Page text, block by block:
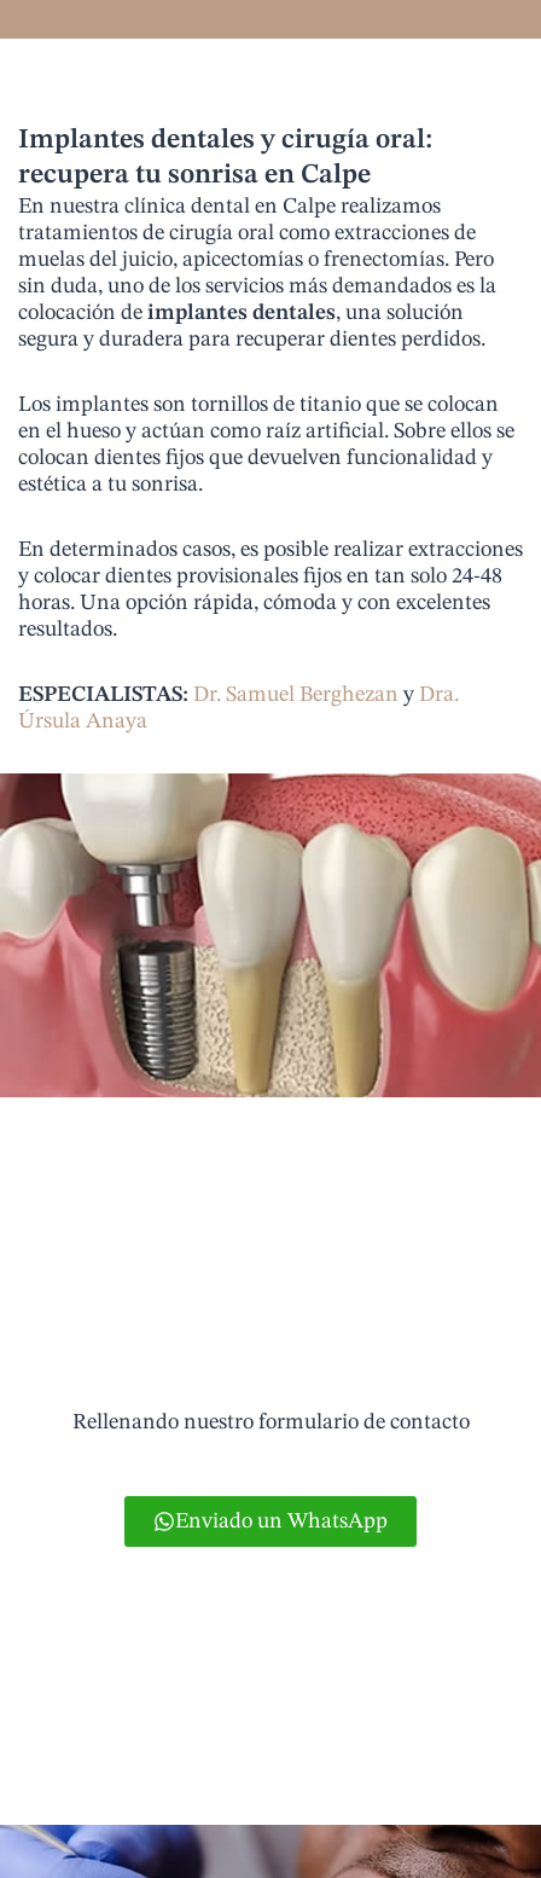
Implantes dentales y cirugía oral:
recupera tu sonrisa en Calpe
En nuestra clínica dental en Calpe realizamos
tratamientos de cirugía oral como extracciones de
muelas del juicio, apicectomías o frenectomías. Pero
sin duda, uno de los servicios más demandados es la
colocación de implantes dentales, una solución
segura y duradera para recuperar dientes perdidos.
Los implantes son tornillos de titanio que se colocan
en el hueso y actúan como raíz artificial. Sobre ellos se
colocan dientes fijos que devuelven funcionalidad y
estética a tu sonrisa.
En determinados casos, es posible realizar extracciones
y colocar dientes provisionales fijos en tan solo 24-48
horas. Una opción rápida, cómoda y con excelentes
resultados.
ESPECIALISTAS: Dr. Samuel Berghezan y Dra.
Úrsula Anaya
Rellenando nuestro formulario de contacto
Enviado un WhatsApp